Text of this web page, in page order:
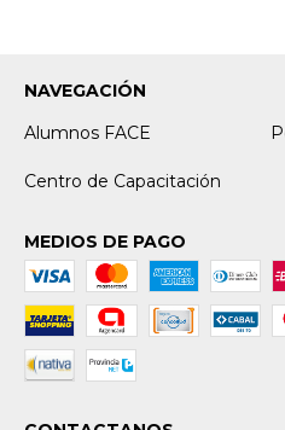
NAVEGACIÓN
Alumnos FACE
Centro de Capacitación
MEDIOS DE PAGO